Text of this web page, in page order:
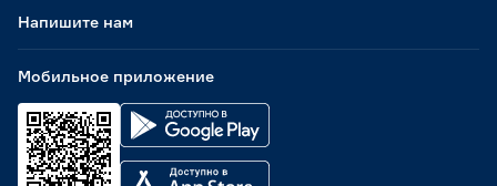
Мобильное приложение
Напишите нам